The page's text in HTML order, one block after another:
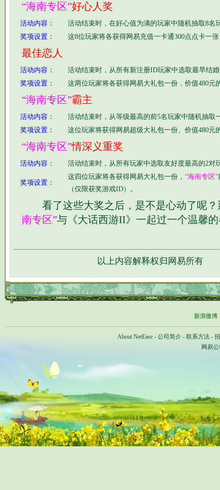
“海南专区”好心人奖
活动内容：
活动结束时，在好心值为满的玩家中随机抽取8名
奖项设置：
这8位玩家将各获得网易充值一卡通300点点卡一
最佳恋人
活动内容：
活动结束时，从所有新注册ID玩家中选取最早结
奖项设置：
这两位玩家将各获得网易大礼包一份，价值480元
“海南专区”霸主
活动内容：
活动结束时，从等级最高的前5名玩家中随机抽取
奖项设置：
这位玩家将获得网易超级大礼包一份、价值480元
“海南专区”情深义重奖
活动内容： 活动结束时，从所有玩家中选取友好度最高的2对
奖项设置：
这四位玩家将各获得网易大礼包一份， “海南专区”
（仅限获奖游戏ID）。
看了这些大奖之后，是不是心动了呢？
南专区”与《大话西游II》一起过一个温馨
以上内容解释权归网易所有
新浪微博
About NetEase - 公司简介 - 联系方法 -
网易